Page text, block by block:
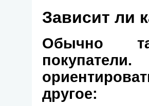
Зависит ли
Обычно
другое: